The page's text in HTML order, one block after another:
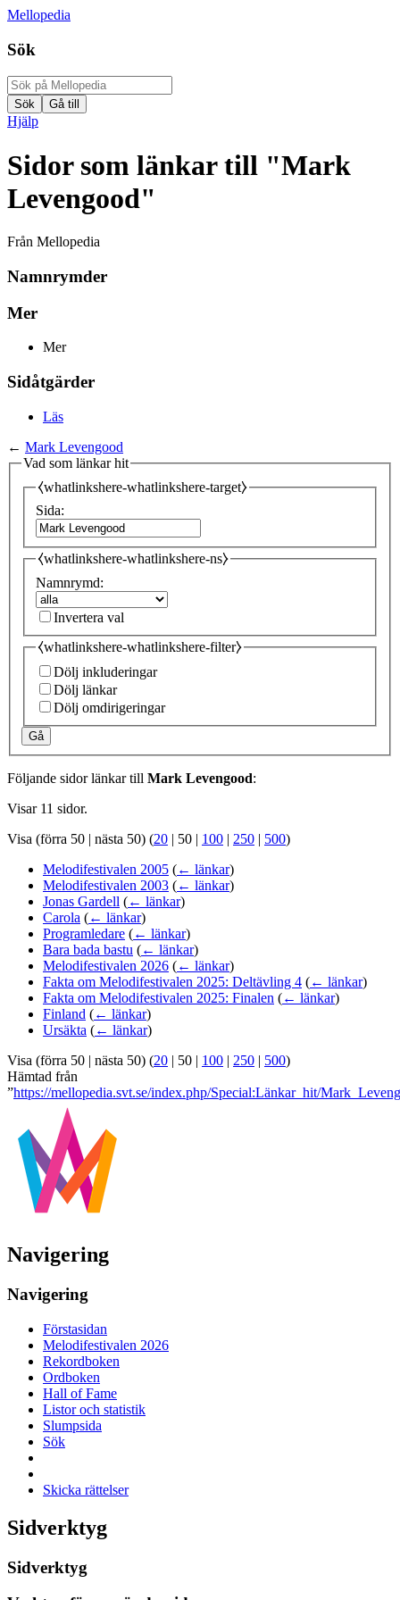
Mellopedia
Sök
Hjälp
Sidor som länkar till "Mark
Levengood"
Från Mellopedia
Namnrymder
Mer
Mer
Sidåtgärder
Läs
← Mark Levengood
Vad som länkar hit
⧼whatlinkshere-whatlinkshere-target⧽
Sida:
⧼whatlinkshere-whatlinkshere-ns⧽
Namnrymd:
Invertera val
⧼whatlinkshere-whatlinkshere-filter⧽
Dölj inkluderingar
Dölj länkar
Dölj omdirigeringar
Gå
Följande sidor länkar till Mark Levengood:
Visar 11 sidor.
Visa (förra 50 | nästa 50) (20 | 50 | 100 | 250 | 500)
Melodifestivalen 2005 (← länkar)
Melodifestivalen 2003 (← länkar)
Jonas Gardell (← länkar)
Carola (← länkar)
Programledare (← länkar)
Bara bada bastu (← länkar)
Melodifestivalen 2026 (← länkar)
Fakta om Melodifestivalen 2025: Deltävling 4 (← länkar)
Fakta om Melodifestivalen 2025: Finalen (← länkar)
Finland (← länkar)
Ursäkta (← länkar)
Visa (förra 50 | nästa 50) (20 | 50 | 100 | 250 | 500)
Hämtad från
”https://mellopedia.svt.se/index.php/Special:Länkar_hit/
Navigering
Navigering
Förstasidan
Melodifestivalen 2026
Rekordboken
Ordboken
Hall of Fame
Listor och statistik
Slumpsida
Sök
Skicka rättelser
Sidverktyg
Sidverktyg